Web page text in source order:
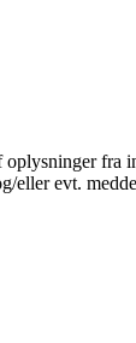
fra
eller evt.